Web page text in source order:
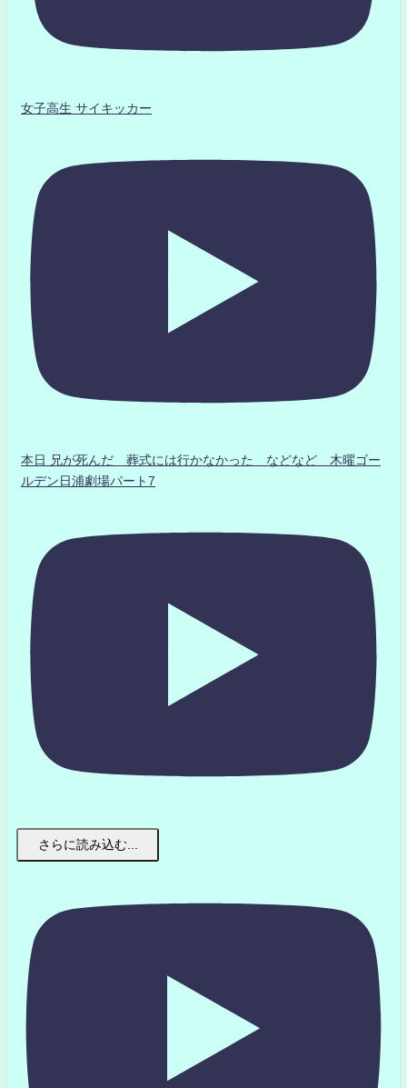
女子高生 サイキッカー
本日 兄が死んだ 葬式には行かなかった などなど 木曜ゴー
ルデン日浦劇場パート7
さらに読み込む...